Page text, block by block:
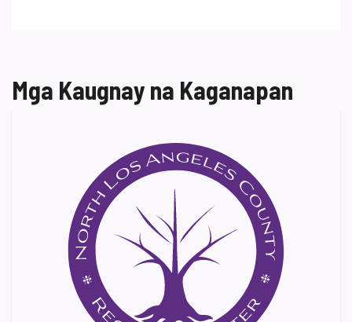
Mga Kaugnay na Kaganapan